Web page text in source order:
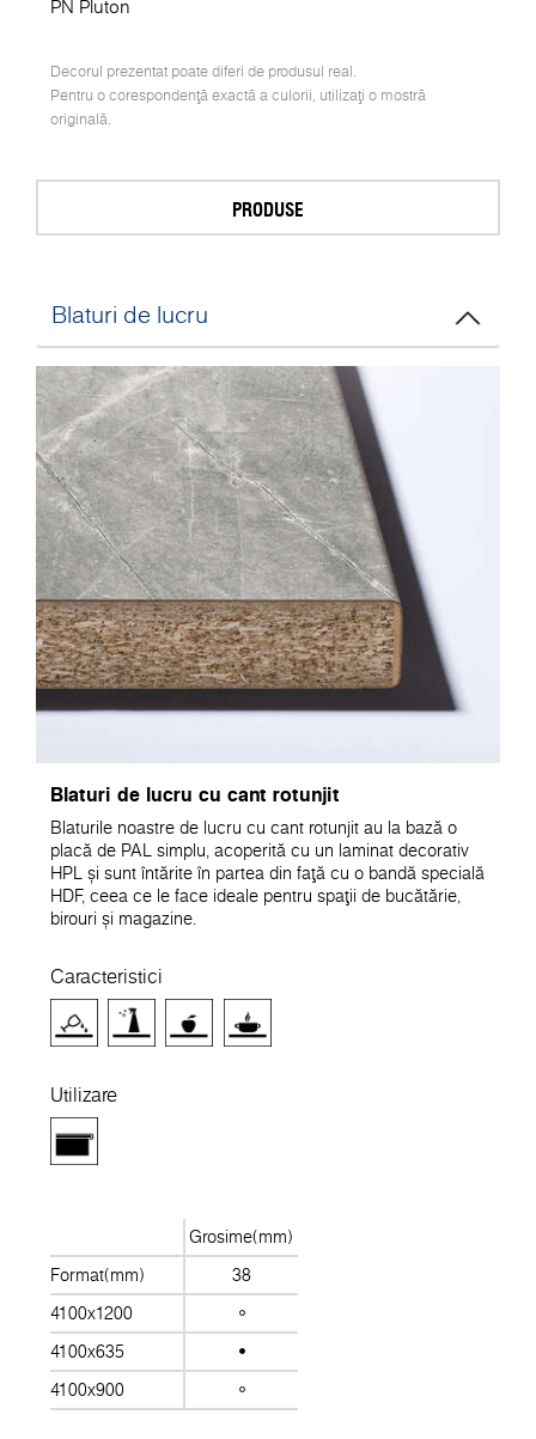
PN Pluton
Decorul prezentat poate diferi de produsul real.
Pentru o corespondență exactă a culorii, utilizați o mostră
originală.
PRODUSE
Blaturi de lucru
Blaturi de lucru cu cant rotunjit
Blaturile noastre de lucru cu cant rotunjit au la bază o
placă de PAL simplu, acoperită cu un laminat decorativ
HPL și sunt întărite în partea din față cu o bandă specială
HDF, ceea ce le face ideale pentru spații de bucătărie,
birouri și magazine.
Caracteristici
Utilizare
Grosime(mm)
Format(mm)
38
4100x1200
4100x635
4100x900